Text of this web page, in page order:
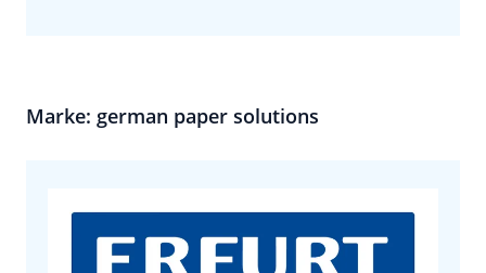
Marke: german paper solutions